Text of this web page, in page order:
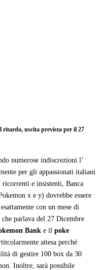
ritardo, uscita prevista per il 27
numerose indiscrezioni l’
per gli appassionati italiani
e insistenti, Banca
x e y) dovrebbe essere
con un mese di
parlava del 27 Dicembre
Bank e il poke
attesa perchè
di gestire 100 box da 30
Inoltre, sarà possibile